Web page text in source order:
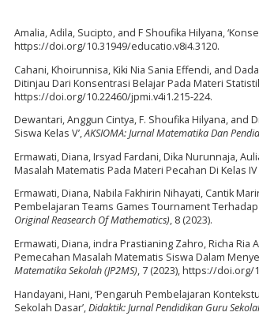
Amalia, Adila, Sucipto, and F Shoufika Hilyana,
https://doi.org/10.31949/educatio.v8i4.3120.
Cahani, Khoirunnisa, Kiki Nia Sania Effendi, and
Ditinjau Dari Konsentrasi Belajar Pada Materi
https://doi.org/10.22460/jpmi.v4i1.215-224.
Dewantari, Anggun Cintya, F. Shoufika Hilyana, and
Siswa Kelas V’,AKSIOMA: Jurnal Matematika Dan
Ermawati, Diana, Irsyad Fardani, Dika Nurunnaja,
Masalah Matematis Pada Materi Pecahan Di Kelas IV
Ermawati, Diana, Nabila Fakhirin Nihayati, Cantik
Pembelajaran Teams Games Tournament Terhadap
Original Reasearch Of Mathematics), 8 (2023).
Ermawati, Diana, indra Prastianing Zahro, Richa Ria
Pemecahan Masalah Matematis Siswa Dalam
Matematika Sekolah (JP2MS), 7 (2023), https://doi.org/
Handayani, Hani, ‘Pengaruh Pembelajaran
Sekolah Dasar’,Didaktik: Jurnal Pendidikan Guru